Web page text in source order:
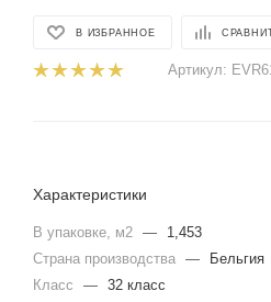
В ИЗБРАННОЕ
Артикул:
Характеристики
В упаковке, м2 —
1,453
Страна производства —
Бельгия
Класс
— 32 класс